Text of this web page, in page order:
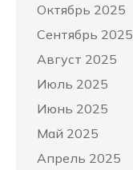
Октябрь 2025
Сентябрь 2025
Август 2025
Июль 2025
Июнь 2025
Май 2025
Апрель 2025